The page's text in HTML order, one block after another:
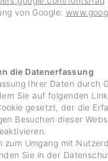
von Google:
die Datenerfassung
Ihrer Daten durch
Sie auf folgenden
gesetzt, der die
Besu­chen dieser
zum Umgang mit
Sie in der